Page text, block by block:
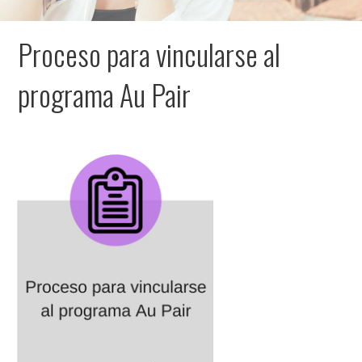
Learn and Travel
Agencia de Internacionalización Académica
Proceso para vincularse al
programa Au Pair